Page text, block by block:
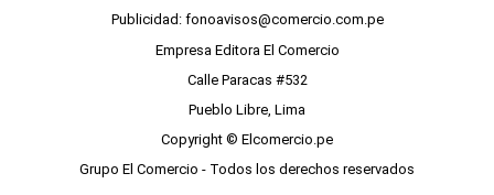
Publicidad: fonoavisos@comercio.com.pe
Empresa Editora El Comercio
Calle Paracas #532
Pueblo Libre, Lima
Copyright © Elcomercio.pe
Grupo El Comercio - Todos los derechos reservados